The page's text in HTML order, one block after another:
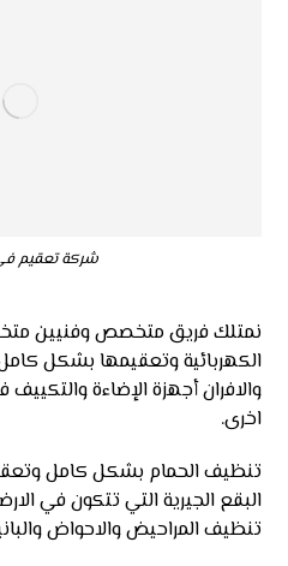
شركة تعقيم
نمتلك فريق متخصص وفنيين
الكهربائية وتعقيمها بشكل
والافران أجهزة الإضاءة والتكييف
اخرى.
تنظيف الحمام بشكل كامل
البقع الجيرية التي تتكون في
تنظيف المراحيض والاحواض